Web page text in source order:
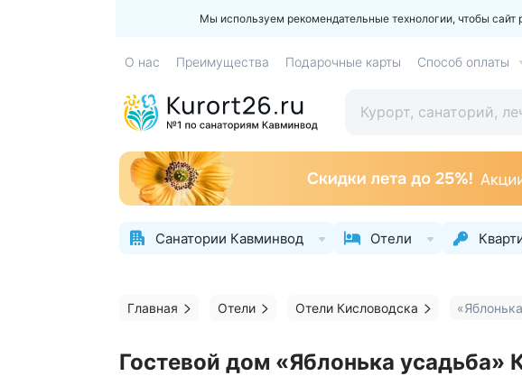
Мы используем рекомендательные технологии, чтобы
О нас Преимущества Подарочные карты Способ оплаты
Санатории Кавминвод Отели
Главная Отели Отели Кисловодска
Гостевой дом «Яблонька усадьба»